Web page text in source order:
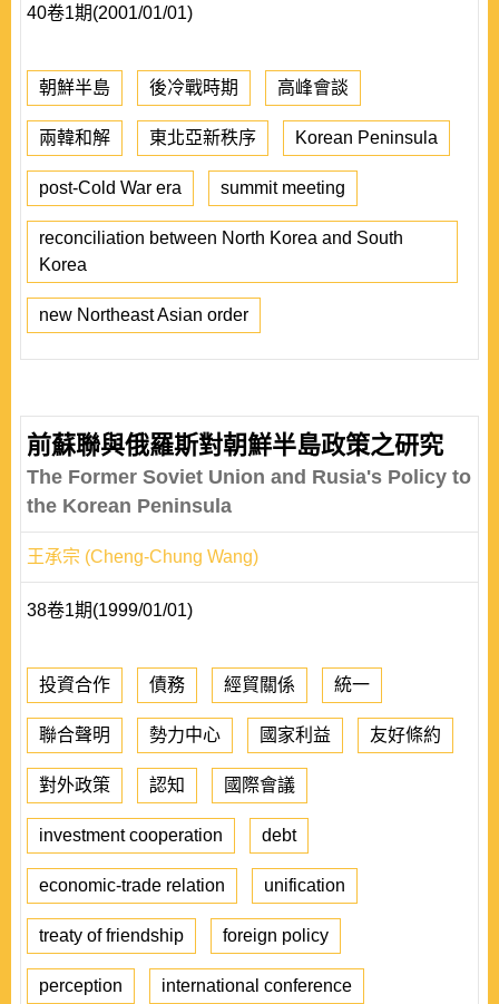
40卷1期(2001/01/01)
朝鮮半島 後冷戰時期 高峰會談
兩韓和解 東北亞新秩序 Korean Peninsula
post-Cold War era summit meeting
reconciliation between North Korea and South
Korea
new Northeast Asian order
前蘇聯與俄羅斯對朝鮮半島政策之研究
The Former Soviet Union and Rusia's Policy to
the Korean Peninsula
王承宗 (Cheng-Chung Wang)
38卷1期(1999/01/01)
投資合作 債務 經貿關係 統一
聯合聲明 勢力中心 國家利益 友好條約
對外政策 認知 國際會議
investment cooperation debt
economic-trade relation unification
treaty of friendship foreign policy
perception international conference